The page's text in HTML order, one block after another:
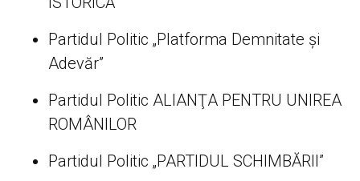
Partidul Politic „Platforma Demnitate şi
Adevăr”
Partidul Politic ALIANŢA PENTRU UNIREA
ROMÂNILOR
Partidul Politic „PARTIDUL SCHIMBĂRII”